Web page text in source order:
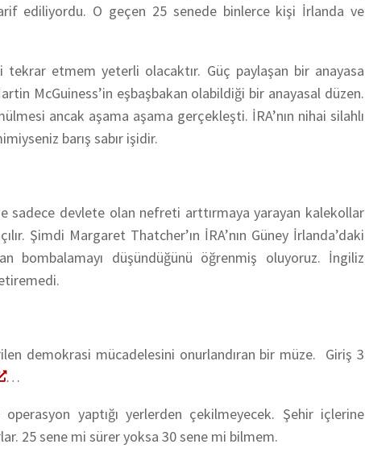
ediliyordu. O geçen 25 senede binlerce kişi İrlanda ve
tekrar etmem yeterli olacaktır. Güç paylaşan bir anayasa
McGuiness’in eşbaşbakan olabildiği bir anayasal düzen.
ancak aşama aşama gerçekleşti. İRA’nın nihai silahlı
barış sabır işidir.
sadece devlete olan nefreti arttırmaya yarayan kalekollar
Şimdi Margaret Thatcher’ın İRA’nın Güney İrlanda’daki
bombalamayı düşündüğünü öğrenmiş oluyoruz. İngiliz
demokrasi mücadelesini onurlandıran bir müze. Giriş 3
…
yaptığı yerlerden çekilmeyecek. Şehir içlerine
25 sene mi sürer yoksa 30 sene mi bilmem.